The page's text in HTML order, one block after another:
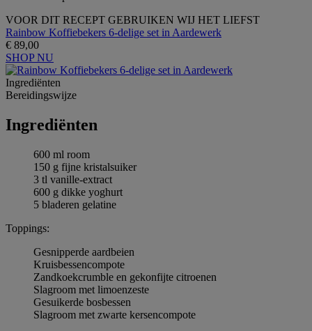
VOOR DIT RECEPT GEBRUIKEN WIJ HET LIEFST
Rainbow Koffiebekers 6-delige set in Aardewerk
€ 89,00
SHOP NU
Ingrediёnten
Bereidingswijze
Ingrediёnten
600 ml room
150 g fijne kristalsuiker
3 tl vanille-extract
600 g dikke yoghurt
5 bladeren gelatine
Toppings:
Gesnipperde aardbeien
Kruisbessencompote
Zandkoekcrumble en gekonfijte citroenen
Slagroom met limoenzeste
Gesuikerde bosbessen
Slagroom met zwarte kersencompote